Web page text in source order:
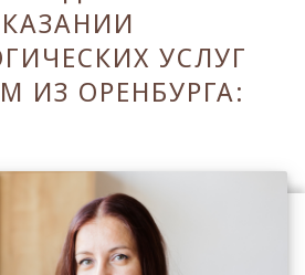
УСЛУГ
ИЗ ОРЕНБУРГА:
Вы принимаете его
Правила и закрыть ✖